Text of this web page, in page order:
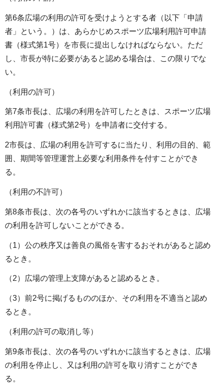
第6条広場の利用の許可を受けようとする者（以下「申請
者」という。）は、あらかじめスポーツ広場利用許可申請
書（様式第1号）を市長に提出しなければならない。ただ
し、市長が特に必要があると認める場合は、この限りでな
い。
（利用の許可）
第7条市長は、広場の利用を許可したときは、スポーツ広場
利用許可書（様式第2号）を申請者に交付する。
2市長は、広場の利用を許可するに当たり、利用の目的、範
囲、期間等管理運営上必要な利用条件を付すことができ
る。
（利用の不許可）
第8条市長は、次の各号のいずれかに該当するときは、広場
の利用を許可しないことができる。
（1）公の秩序又は善良の風俗を害するおそれがあると認め
るとき。
（2）広場の管理上支障があると認めるとき。
（3）前2号に掲げるもののほか、その利用を不適当と認め
るとき。
（利用の許可の取消し等）
第9条市長は、次の各号のいずれかに該当するときは、広場
の利用を停止し、又は利用の許可を取り消すことができ
る。